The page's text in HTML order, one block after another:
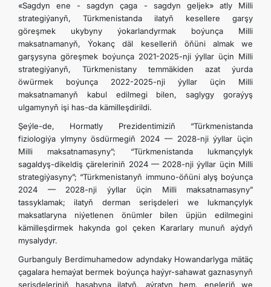
«Sagdyn ene - sagdyn çaga - sagdyn geljek» atly Milli
strategiýanyň, Türkmenistanda ilatyň kesellere garşy
göreşmek ukybyny ýokarlandyrmak boýunça Milli
maksatnamanyň, Ýokanç däl keselleriň öňüni almak we
garşysyna göreşmek boýunça 2021-2025-nji ýyllar üçin Milli
strategiýanyň, Türkmenistany temmäkiden azat ýurda
öwürmek boýunça 2022-2025-nji ýyllar üçin Milli
maksatnamanyň kabul edilmegi bilen, saglygy goraýyş
ulgamynyň işi has-da kämilleşdirildi.
Şeýle-de, Hormatly Prezidentimiziň “Türkmenistanda
fiziologiýa ylmyny ösdürmegiň 2024 — 2028-nji ýyllar üçin
Milli maksatnamasyny”; “Türkmenistanda lukmançylyk
sagaldyş-dikeldiş çäreleriniň 2024 — 2028-nji ýyllar üçin Milli
strategiýasyny”; “Türkmenistanyň immuno-öňüni alyş boýunça
2024 — 2028-nji ýyllar üçin Milli maksatnamasyny”
tassyklamak; ilatyň derman serişdeleri we lukmançylyk
maksatlaryna niýetlenen önümler bilen üpjün edilmegini
kämilleşdirmek hakynda gol çeken Kararlary munuň aýdyň
mysalydyr.
Gurbanguly Berdimuhamedow adyndaky Howandarlyga mätäç
çagalara hemaýat bermek boýunça haýyr-sahawat gaznasynyň
serişdeleriniň hasabyna ilatyň, aýratyn hem, eneleriň we